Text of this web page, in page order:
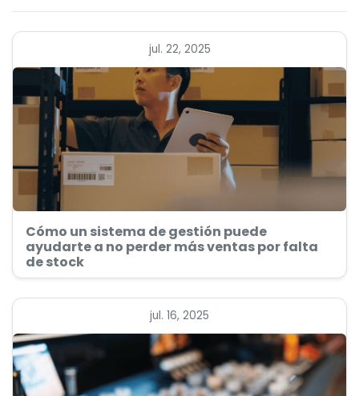
jul. 22, 2025
Cómo un sistema de gestión puede
ayudarte a no perder más ventas por falta
de stock
jul. 16, 2025